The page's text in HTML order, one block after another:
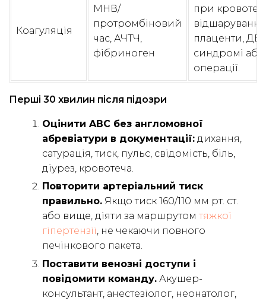
Коагуляція
МНВ/
протромбіновий
час, АЧТЧ,
фібриноген
при
відшаруванні
плаценти,
синдромі або
операції.
Перші 30 хвилин після підозри
Оцінити ABC без англомовної
абревіатури в документації: дихання,
сатурація, тиск, пульс, свідомість, біль,
діурез, кровотеча.
Повторити артеріальний тиск
правильно. Якщо тиск 160/110 мм рт. ст.
або вище, діяти за маршрутом тяжкої
гіпертензії, не чекаючи повного
печінкового пакета.
Поставити венозні доступи і
повідомити команду. Акушер-
консультант, анестезіолог, неонатолог,